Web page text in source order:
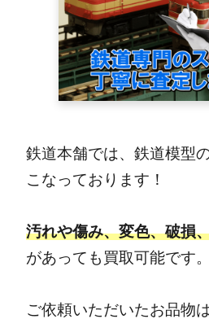
鉄道本舗では、鉄道模型
こなっております！
汚れや傷み、変色、破損
があっても買取可能です。
ご依頼いただいたお品物は